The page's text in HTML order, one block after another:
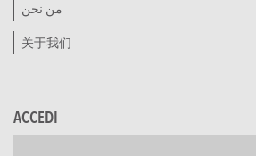
من نحن
关于我们
ACCEDI